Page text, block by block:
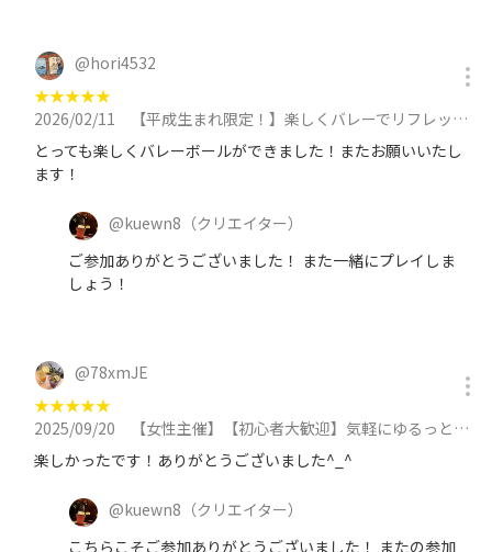
@hori4532
★★★★★
2026/02/11
【平成生まれ限定！】楽しくバレーでリフレッシュ＆仲間づくり・初心者大歓迎に参加
とっても楽しくバレーボールができました！またお願いいたし
ます！
@kuewn8 （クリエイター）
ご参加ありがとうございました！ また一緒にプレイしま
しょう！
@78xmJE
★★★★★
2025/09/20
【女性主催】【初心者大歓迎】気軽にゆるっとエンジョイボウリングに参加
楽しかったです！ありがとうございました^_^
@kuewn8 （クリエイター）
こちらこそご参加ありがとうございました！ またの参加